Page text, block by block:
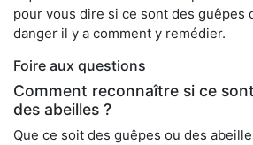
pour vous dire si ce sont des guêpes
danger il y a comment y remédier.
Foire aux questions
Comment reconnaître si ce
des abeilles ?
Que ce soit des guêpes ou des